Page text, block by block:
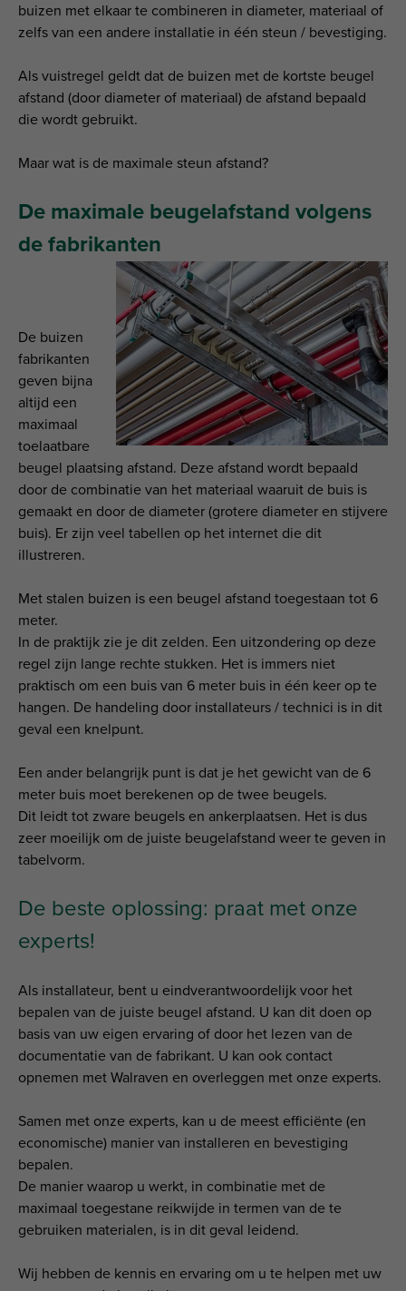
buizen met elkaar te combineren in diameter, materiaal of
zelfs van een andere installatie in één steun / bevestiging.
Als vuistregel geldt dat de buizen met de kortste beugel
afstand (door diameter of materiaal) de afstand bepaald
die wordt gebruikt.
Maar wat is de maximale steun afstand?
De maximale beugelafstand volgens
de fabrikanten
De buizen
fabrikanten
geven bijna
altijd een
maximaal
toelaatbare
beugel plaatsing afstand. Deze afstand wordt bepaald
door de combinatie van het materiaal waaruit de buis is
gemaakt en door de diameter (grotere diameter en stijvere
buis). Er zijn veel tabellen op het internet die dit
illustreren.
Met stalen buizen is een beugel afstand toegestaan tot 6
meter.
In de praktijk zie je dit zelden. Een uitzondering op deze
regel zijn lange rechte stukken. Het is immers niet
praktisch om een buis van 6 meter buis in één keer op te
hangen. De handeling door installateurs / technici is in dit
geval een knelpunt.
Een ander belangrijk punt is dat je het gewicht van de 6
meter buis moet berekenen op de twee beugels.
Dit leidt tot zware beugels en ankerplaatsen. Het is dus
zeer moeilijk om de juiste beugelafstand weer te geven in
tabelvorm.
De beste oplossing: praat met onze
experts!
Als installateur, bent u eindverantwoordelijk voor het
bepalen van de juiste beugel afstand. U kan dit doen op
basis van uw eigen ervaring of door het lezen van de
documentatie van de fabrikant. U kan ook contact
opnemen met Walraven en overleggen met onze experts.
Samen met onze experts, kan u de meest efficiënte (en
economische) manier van installeren en bevestiging
bepalen.
De manier waarop u werkt, in combinatie met de
maximaal toegestane reikwijde in termen van de te
gebruiken materialen, is in dit geval leidend.
Wij hebben de kennis en ervaring om u te helpen met uw